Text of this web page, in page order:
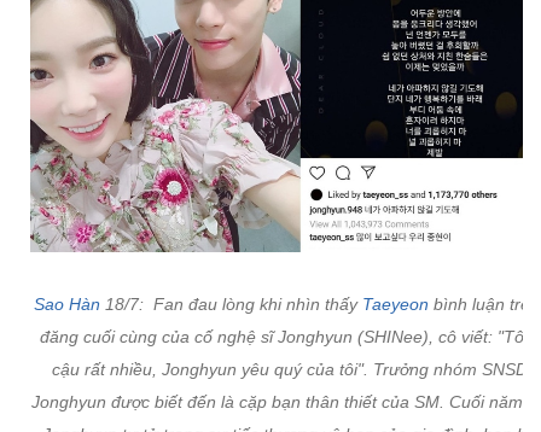
Sao Hàn 18/7: Fan đau lòng khi nhìn thấy Taeyeon bình luận
đăng cuối cùng của cố nghệ sĩ Jonghyun (SHINee), cô viết: "Tôi
cậu rất nhiều, Jonghyun yêu quý của tôi". Trưởng nhóm SNSD
Jonghyun được biết đến là cặp bạn thân thiết của SM. Cuối năm